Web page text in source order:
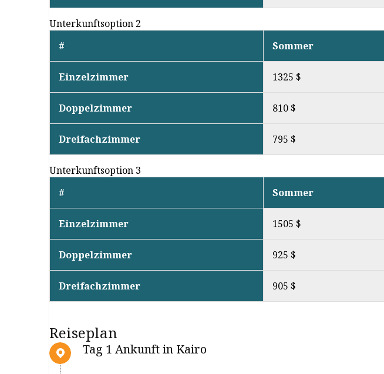
Unterkunftsoption 2
#
Sommer
Einzelzimmer 1325 $
Doppelzimmer 810 $
Dreifachzimmer 795 $
Unterkunftsoption 3
#
Sommer
Einzelzimmer 1505 $
Doppelzimmer 925 $
Dreifachzimmer 905 $
Reiseplan
Tag 1 Ankunft in Kairo